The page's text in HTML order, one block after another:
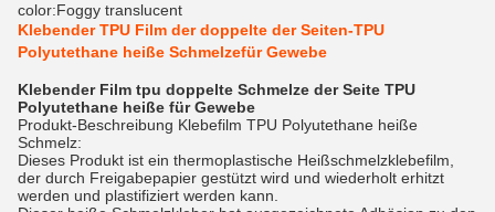
color:Foggy translucent
Klebender TPU Film der doppelte der Seiten-TPU
Polyutethane heiße Schmelzefür Gewebe
Klebender Film tpu doppelte Schmelze der Seite TPU
Polyutethane heiße für Gewebe
Produkt-Beschreibung Klebefilm TPU Polyutethane heiße
Schmelz:
Dieses Produkt ist ein thermoplastische Heißschmelzklebefilm,
der durch Freigabepapier gestützt wird und wiederholt erhitzt
werden und plastifiziert werden kann.